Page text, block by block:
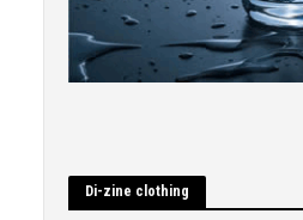
Di-zine clothing